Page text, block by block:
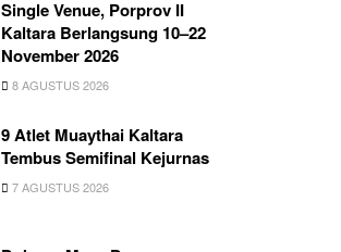
Single Venue, Porprov II
Kaltara Berlangsung 10–22
November 2026
8 AGUSTUS 2026
9 Atlet Muaythai Kaltara
Tembus Semifinal Kejurnas
7 AGUSTUS 2026